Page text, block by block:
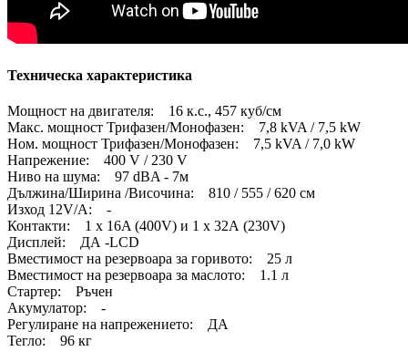
Техническа характеристика
Мощност на двигателя: 16 к.с., 457 куб/см
Макс. мощност Трифазен/Монофазен: 7,8 kVA / 7,5 kW
Ном. мощност Трифазен/Монофазен: 7,5 kVA / 7,0 kW
Напрежение: 400 V / 230 V
Ниво на шума: 97 dBA - 7м
Дължина/Ширина /Височина: 810 / 555 / 620 см
Изход 12V/А: -
Контакти: 1 х 16A (400V) и 1 х 32А (230V)
Дисплей: ДА -LCD
Вместимост на резервоара за горивото: 25 л
Вместимост на резервоара за маслото: 1.1 л
Стартер: Ръчен
Акумулатор: -
Регулиране на напрежението: ДА
Тегло: 96 кг